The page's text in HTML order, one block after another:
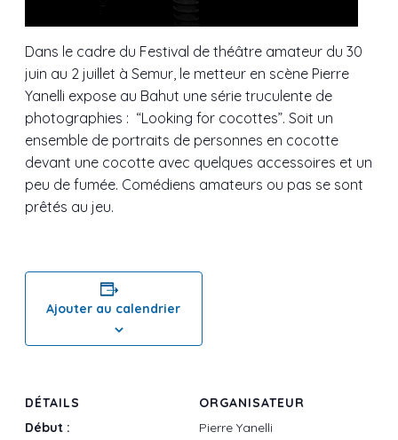
Dans le cadre du Festival de théâtre amateur du 30
juin au 2 juillet à Semur, le metteur en scène Pierre
Yanelli expose au Bahut une série truculente de
photographies : “Looking for cocottes”. Soit un
ensemble de portraits de personnes en cocotte
devant une cocotte avec quelques accessoires et un
peu de fumée. Comédiens amateurs ou pas se sont
prêtés au jeu.
Ajouter au calendrier
DÉTAILS
Début :
ORGANISATEUR
Pierre Yanelli